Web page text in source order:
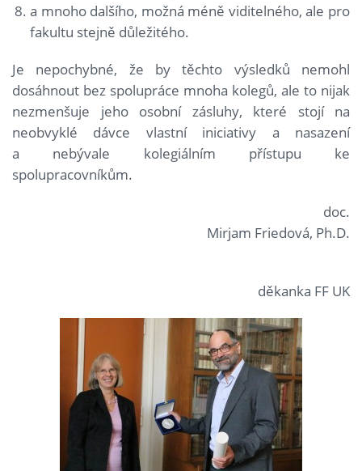
a mnoho dalšího, možná méně viditelného, ale pro
fakultu stejně důležitého.
Je nepochybné, že by těchto výsledků nemohl
dosáhnout bez spolupráce mnoha kolegů, ale to nijak
nezmenšuje jeho osobní zásluhy, které stojí na
neobvyklé dávce vlastní iniciativy a nasazení
a nebývale kolegiálním přístupu ke
spolupracovníkům.
doc.
Mirjam Friedová, Ph.D.
děkanka FF UK